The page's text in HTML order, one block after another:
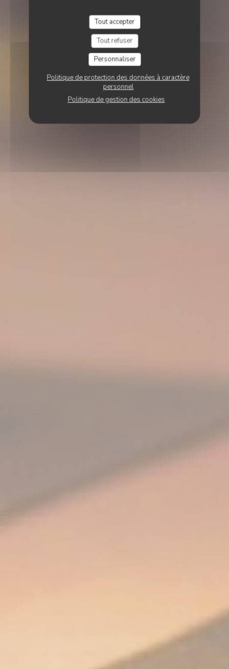
Tout accepter
Tout refuser
Personnaliser
Politique de protection des données à caractère
personnel
Politique de gestion des cookies